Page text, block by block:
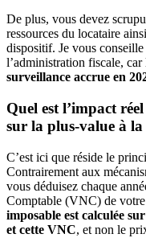
De plus, vous devez
ressources du locataire
dispositif. Je vous
l’administration fiscale,
surveillance accrue en
Quel est l’impact
sur la plus-value à la
C’est ici que réside le
Contrairement aux
vous déduisez chaque
Comptable (VNC) de
imposable est calculée
et cette VNC, et non le